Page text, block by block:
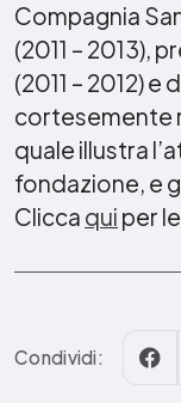
Compagnia
(2011 – 2013),
(2011 – 2012) e
cortesemente
quale illustra
fondazione, e
Clicca qui per
Condividi: